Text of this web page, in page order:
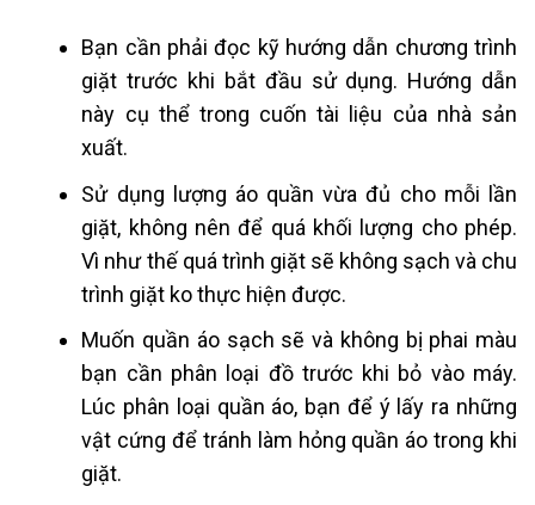
Bạn cần phải đọc kỹ hướng dẫn chương trình
giặt trước khi bắt đầu sử dụng. Hướng dẫn
này cụ thể trong cuốn tài liệu của nhà sản
xuất.
Sử dụng lượng áo quần vừa đủ cho mỗi lần
giặt, không nên để quá khối lượng cho phép.
Vì như thế quá trình giặt sẽ không sạch và chu
trình giặt ko thực hiện được.
Muốn quần áo sạch sẽ và không bị phai màu
bạn cần phân loại đồ trước khi bỏ vào máy.
Lúc phân loại quần áo, bạn để ý lấy ra những
vật cứng để tránh làm hỏng quần áo trong khi
giặt.